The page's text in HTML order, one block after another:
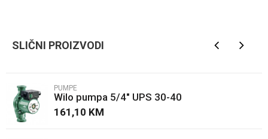
Poruka
SLIČNI PROIZVODI
PUMPE
Wilo pumpa 5/4" UPS 30-40
161,10 KM